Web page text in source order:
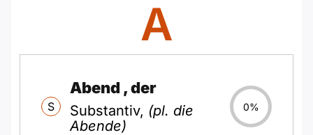
A
S
Abend , der
Substantiv, (pl. die
Abende)
0%